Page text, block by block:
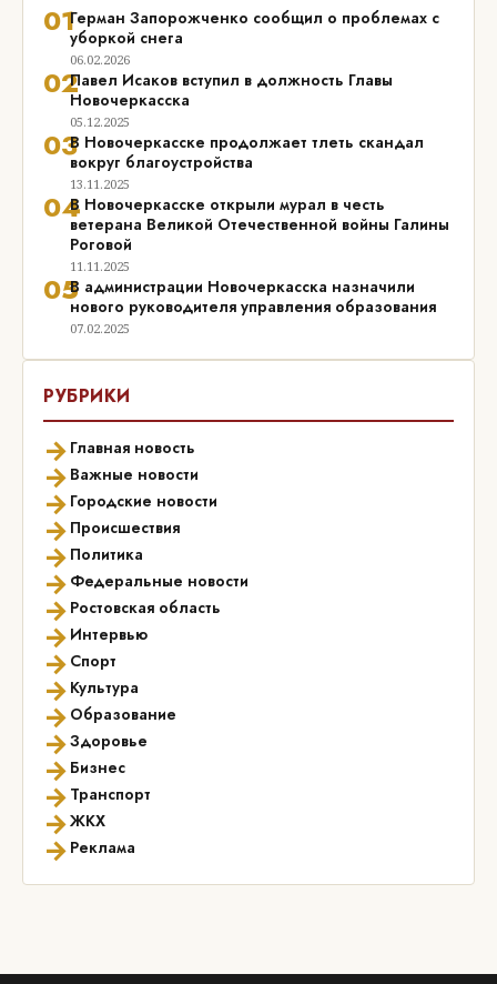
01Герман Запорожченко сообщил о проблемах с
уборкой снега
06.02.2026
02Павел Исаков вступил в должность Главы
Новочеркасска
05.12.2025
03В Новочеркасске продолжает тлеть скандал
вокруг благоустройства
13.11.2025
04В Новочеркасске открыли мурал в честь
ветерана Великой Отечественной войны Галины
Роговой
11.11.2025
05В администрации Новочеркасска назначили
нового руководителя управления образования
07.02.2025
РУБРИКИ
→ Главная новость
→ Важные новости
→ Городские новости
→ Происшествия
→ Политика
→ Федеральные новости
→ Ростовская область
→ Интервью
→ Спорт
→ Культура
→ Образование
→Здоровье
→ Бизнес
→ Транспорт
→ЖКХ
→ Реклама